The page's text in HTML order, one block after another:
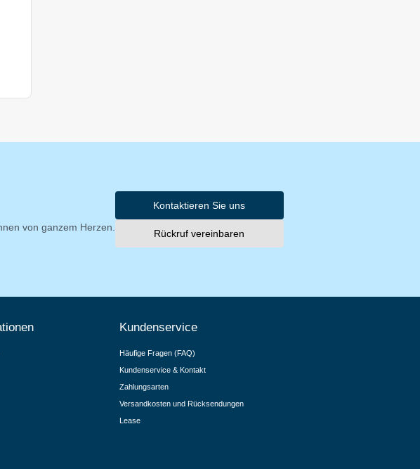
von ganzem Herzen.
Kontaktieren Sie uns
Rückruf vereinbaren
Kundenservice
Häufige Fragen (FAQ)
Kundenservice & Kontakt
Zahlungsarten
Versandkosten und Rücksendungen
Lease